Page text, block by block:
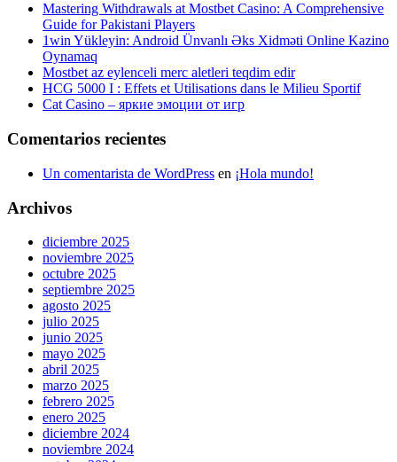
Mastering Withdrawals at Mostbet Casino: A Comprehensive
Guide for Pakistani Players
1win Yükleyin: Android Ünvanlı Əks Xidməti Online Kazino
Oynamaq
Mostbet az eylenceli merc aletleri teqdim edir
HCG 5000 I : Effets et Utilisations dans le Milieu Sportif
Cat Casino – яркие эмоции от игр
Comentarios recientes
Un comentarista de WordPress en ¡Hola mundo!
Archivos
diciembre 2025
noviembre 2025
octubre 2025
septiembre 2025
agosto 2025
julio 2025
junio 2025
mayo 2025
abril 2025
marzo 2025
febrero 2025
enero 2025
diciembre 2024
noviembre 2024